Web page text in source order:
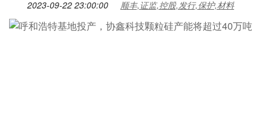
2023-09-22 23:00:00 顺丰,证监,控股,发行,保护,材料